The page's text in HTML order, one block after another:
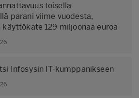
toisella
parani viime vuodesta,
129 miljoonaa euroa
Infosysin IT-kumppanikseen